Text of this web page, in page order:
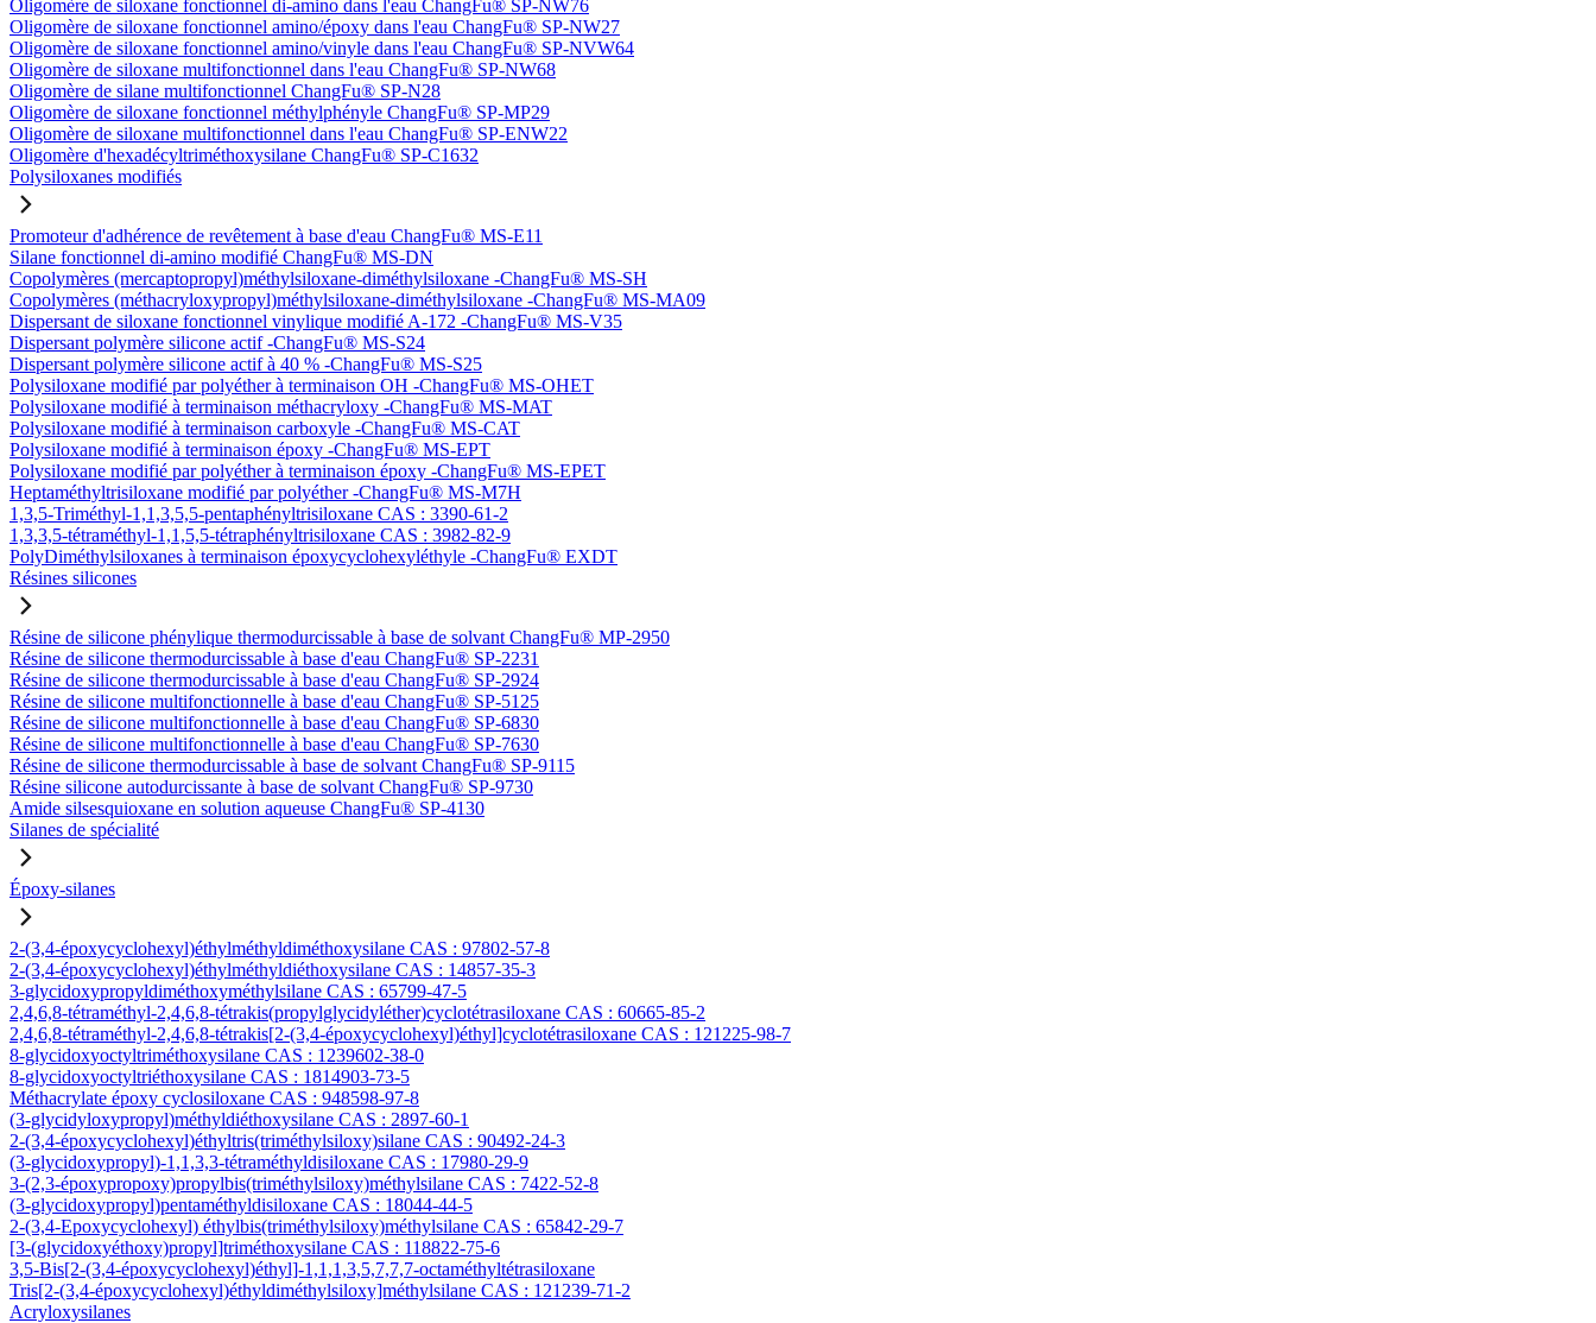
Oligomère de siloxane fonctionnel di-amino dans l'eau ChangFu® SP-NW76
Oligomère de siloxane fonctionnel amino/époxy dans l'eau ChangFu® SP-NW27
Oligomère de siloxane fonctionnel amino/vinyle dans l'eau ChangFu® SP-NVW64
Oligomère de siloxane multifonctionnel dans l'eau ChangFu® SP-NW68
Oligomère de silane multifonctionnel ChangFu® SP-N28
Oligomère de siloxane fonctionnel méthylphényle ChangFu® SP-MP29
Oligomère de siloxane multifonctionnel dans l'eau ChangFu® SP-ENW22
Oligomère d'hexadécyltriméthoxysilane ChangFu® SP-C1632
Polysiloxanes modifiés
Promoteur d'adhérence de revêtement à base d'eau ChangFu® MS-E11
Silane fonctionnel di-amino modifié ChangFu® MS-DN
Copolymères (mercaptopropyl)méthylsiloxane-diméthylsiloxane -ChangFu® MS-SH
Copolymères (méthacryloxypropyl)méthylsiloxane-diméthylsiloxane -ChangFu® MS-MA09
Dispersant de siloxane fonctionnel vinylique modifié A-172 -ChangFu® MS-V35
Dispersant polymère silicone actif -ChangFu® MS-S24
Dispersant polymère silicone actif à 40 % -ChangFu® MS-S25
Polysiloxane modifié par polyéther à terminaison OH -ChangFu® MS-OHET
Polysiloxane modifié à terminaison méthacryloxy -ChangFu® MS-MAT
Polysiloxane modifié à terminaison carboxyle -ChangFu® MS-CAT
Polysiloxane modifié à terminaison époxy -ChangFu® MS-EPT
Polysiloxane modifié par polyéther à terminaison époxy -ChangFu® MS-EPET
Heptaméthyltrisiloxane modifié par polyéther -ChangFu® MS-M7H
1,3,5-Triméthyl-1,1,3,5,5-pentaphényltrisiloxane CAS : 3390-61-2
1,3,3,5-tétraméthyl-1,1,5,5-tétraphényltrisiloxane CAS : 3982-82-9
PolyDiméthylsiloxanes à terminaison époxycyclohexyléthyle -ChangFu® EXDT
Résines silicones
Résine de silicone phénylique thermodurcissable à base de solvant ChangFu® MP-2950
Résine de silicone thermodurcissable à base d'eau ChangFu® SP-2231
Résine de silicone thermodurcissable à base d'eau ChangFu® SP-2924
Résine de silicone multifonctionnelle à base d'eau ChangFu® SP-5125
Résine de silicone multifonctionnelle à base d'eau ChangFu® SP-6830
Résine de silicone multifonctionnelle à base d'eau ChangFu® SP-7630
Résine de silicone thermodurcissable à base de solvant ChangFu® SP-9115
Résine silicone autodurcissante à base de solvant ChangFu® SP-9730
Amide silsesquioxane en solution aqueuse ChangFu® SP-4130
Silanes de spécialité
Époxy-silanes
2-(3,4-époxycyclohexyl)éthylméthyldiméthoxysilane CAS : 97802-57-8
2-(3,4-époxycyclohexyl)éthylméthyldiéthoxysilane CAS : 14857-35-3
3-glycidoxypropyldiméthoxyméthylsilane CAS : 65799-47-5
2,4,6,8-tétraméthyl-2,4,6,8-tétrakis(propylglycidyléther)cyclotétrasiloxane CAS : 60665-85-2
2,4,6,8-tétraméthyl-2,4,6,8-tétrakis[2-(3,4-époxycyclohexyl)éthyl]cyclotétrasiloxane CAS : 121225-98-7
8-glycidoxyoctyltriméthoxysilane CAS : 1239602-38-0
8-glycidoxyoctyltriéthoxysilane CAS : 1814903-73-5
Méthacrylate époxy cyclosiloxane CAS : 948598-97-8
(3-glycidyloxypropyl)méthyldiéthoxysilane CAS : 2897-60-1
2-(3,4-époxycyclohexyl)éthyltris(triméthylsiloxy)silane CAS : 90492-24-3
(3-glycidoxypropyl)-1,1,3,3-tétraméthyldisiloxane CAS : 17980-29-9
3-(2,3-époxypropoxy)propylbis(triméthylsiloxy)méthylsilane CAS : 7422-52-8
(3-glycidoxypropyl)pentaméthyldisiloxane CAS : 18044-44-5
2-(3,4-Epoxycyclohexyl) éthylbis(triméthylsiloxy)méthylsilane CAS : 65842-29-7
[3-(glycidoxyéthoxy)propyl]triméthoxysilane CAS : 118822-75-6
3,5-Bis[2-(3,4-époxycyclohexyl)éthyl]-1,1,1,3,5,7,7,7-octaméthyltétrasiloxane
Tris[2-(3,4-époxycyclohexyl)éthyldiméthylsiloxy]méthylsilane CAS : 121239-71-2
Acryloxysilanes